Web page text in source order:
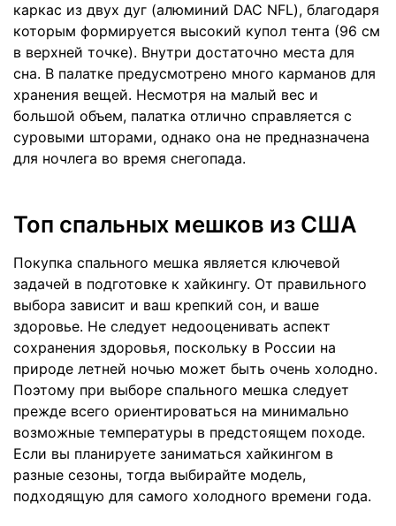
каркас из двух дуг (алюминий DAC NFL), благодаря
которым формируется высокий купол тента (96 см
в верхней точке). Внутри достаточно места для
сна. В палатке предусмотрено много карманов для
хранения вещей. Несмотря на малый вес и
большой объем, палатка отлично справляется с
суровыми шторами, однако она не предназначена
для ночлега во время снегопада.
Топ спальных мешков из США
Покупка спального мешка является ключевой
задачей в подготовке к хайкингу. От правильного
выбора зависит и ваш крепкий сон, и ваше
здоровье. Не следует недооценивать аспект
сохранения здоровья, поскольку в России на
природе летней ночью может быть очень холодно.
Поэтому при выборе спального мешка следует
прежде всего ориентироваться на минимально
возможные температуры в предстоящем походе.
Если вы планируете заниматься хайкингом в
разные сезоны, тогда выбирайте модель,
подходящую для самого холодного времени года.